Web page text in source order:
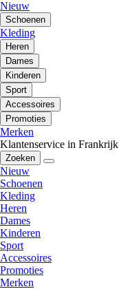
Nieuw
Schoenen
Kleding
Heren
Dames
Kinderen
Sport
Accessoires
Promoties
Merken
Klantenservice in Frankrijk
Zoeken
Nieuw
Schoenen
Kleding
Heren
Dames
Kinderen
Sport
Accessoires
Promoties
Merken